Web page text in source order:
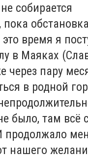
собирается
пока
время я
в Маяках
через пару
в родной
было, там всё
продолжало
нашего